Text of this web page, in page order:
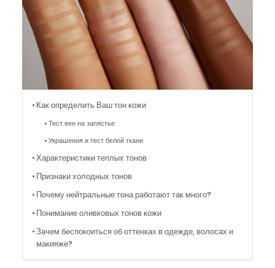
Как определить Ваш тон кожи
Тест вен на запястье
Украшения и тест белой ткани
Характеристики теплых тонов
Признаки холодных тонов
Почему нейтральные тона работают так много?
Понимание оливковых тонов кожи
Зачем беспокоиться об оттенках в одежде, волосах и
макияже?